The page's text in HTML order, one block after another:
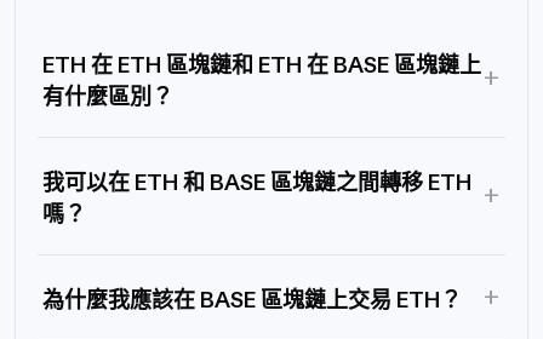
ETH 在 ETH 區塊鏈和 ETH 在 BASE 區塊鏈上
有什麼區別？
+
我可以在 ETH 和 BASE 區塊鏈之間轉移 ETH
嗎？
+
為什麼我應該在 BASE 區塊鏈上交易 ETH？ +